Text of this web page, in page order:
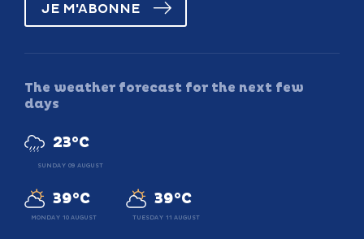
JE M'ABONNE
The weather forecast for the next few
days
23°C
SUNDAY 09 AUGUST
39°C
MONDAY 10 AUGUST
39°C
TUESDAY 11 AUGUST